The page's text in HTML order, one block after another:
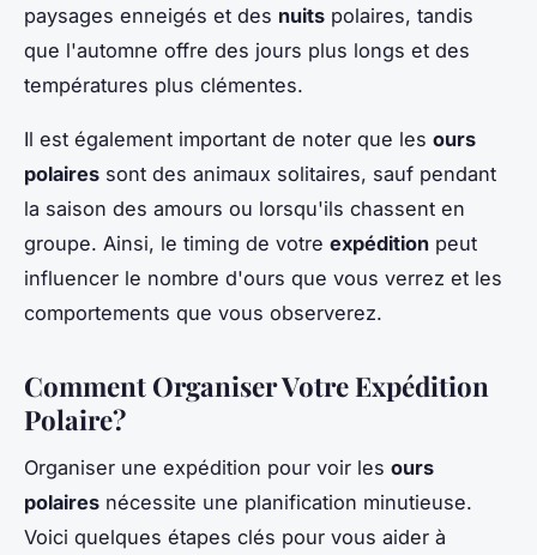
paysages enneigés et des nuits polaires, tandis
que l'automne offre des jours plus longs et des
températures plus clémentes.
Il est également important de noter que les ours
polaires sont des animaux solitaires, sauf pendant
la saison des amours ou lorsqu'ils chassent en
groupe. Ainsi, le timing de votre expédition peut
influencer le nombre d'ours que vous verrez et les
comportements que vous observerez.
Comment Organiser Votre Expédition
Polaire?
Organiser une expédition pour voir les ours
polaires nécessite une planification minutieuse.
Voici quelques étapes clés pour vous aider à